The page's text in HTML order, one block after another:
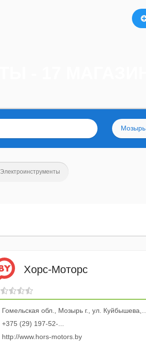
Мозырь
Электроинструменты
Хорс-Моторс
Гомельская обл., Мозырь г., ул. Куйбышева, 55а
+375 (29) 197-52-...
http://www.hors-motors.by